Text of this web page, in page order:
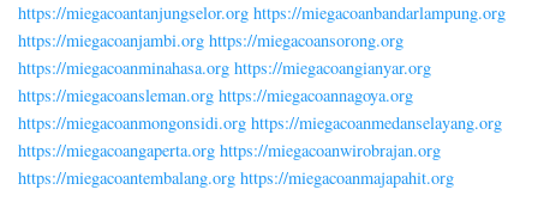
https://miegacoantanjungselor.org https://miegacoanbandarlampung.org
https://miegacoanjambi.org https://miegacoansorong.org
https://miegacoanminahasa.org https://miegacoangianyar.org
https://miegacoansleman.org https://miegacoannagoya.org
https://miegacoanmongonsidi.org https://miegacoanmedanselayang.org
https://miegacoangaperta.org https://miegacoanwirobrajan.org
https://miegacoantembalang.org https://miegacoanmajapahit.org